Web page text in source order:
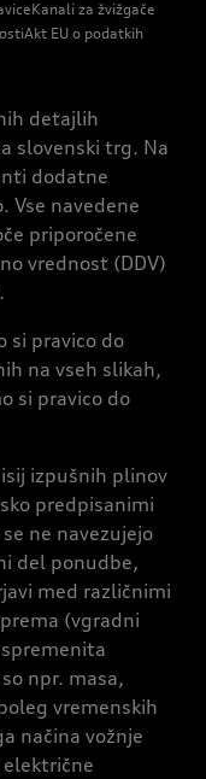
Kanali za žvižgače
Akt EU o podatkih
detajlih
slovenski trg. Na
dodatne
Vse navedene
priporočene
vrednost (DDV)
si pravico do
na vseh slikah,
si pravico do
izpušnih plinov
predpisanimi
ne navezujejo
del ponudbe,
med različnimi
(vgradni
npr. masa,
vremenskih
načina vožnje